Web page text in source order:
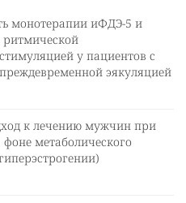
монотерапии иФДЭ-5 и
у пациентов с
эякуляцией
к лечению мужчин при
метаболического